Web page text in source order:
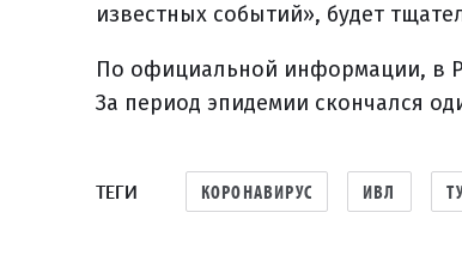
известных событий», будет
По официальной информации, в
За период эпидемии скончался
ТЕГИ КОРОНАВИРУС ИВЛ